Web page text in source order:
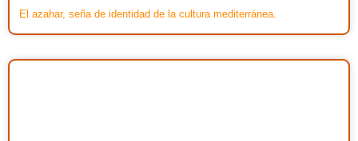
El azahar, seña de identidad de la cultura mediterránea.